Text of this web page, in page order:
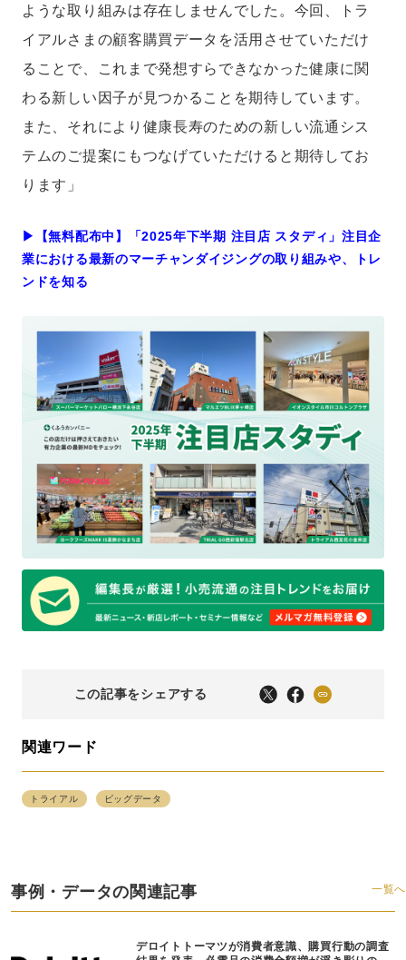
ような取り組みは存在しませんでした。今回、トラ
イアルさまの顧客購買データを活用させていただけ
ることで、これまで発想すらできなかった健康に関
わる新しい因子が見つかることを期待しています。
また、それにより健康長寿のための新しい流通シス
テムのご提案にもつなげていただけると期待してお
ります」
▶︎【無料配布中】「2025年下半期 注目店 スタディ」注目企
業における最新のマーチャンダイジングの取り組みや、トレ
ンドを知る
この記事をシェアする
関連ワード
トライアル ビッグデータ
事例・データの関連記事 一覧へ
デロイトトーマツが消費者意識、購買行動の調査